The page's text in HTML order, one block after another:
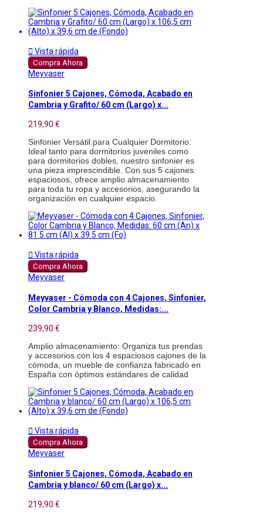
 Vista rápida
Compra Ahora
Meyvaser
Sinfonier 5 Cajones, Cómoda, Acabado en
Cambria y Grafito/ 60 cm (Largo) x...
219,90 €
Sinfonier Versátil para Cualquier Dormitorio:
Ideal tanto para dormitorios juveniles como
para dormitorios dobles, nuestro sinfonier es
una pieza imprescindible. Con sus 5 cajones
espaciosos, ofrece amplio almacenamiento
para toda tu ropa y accesorios, asegurando la
organización en cualquier espacio.
 Vista rápida
Compra Ahora
Meyvaser
Meyvaser - Cómoda con 4 Cajones, Sinfonier,
Color Cambria y Blanco, Medidas:...
239,90 €
Amplio almacenamiento: Organiza tus prendas
y accesorios con los 4 espaciosos cajones de la
cómoda, un mueble de confianza fabricado en
España con óptimos estándares de calidad
 Vista rápida
Compra Ahora
Meyvaser
Sinfonier 5 Cajones, Cómoda, Acabado en
Cambria y blanco/ 60 cm (Largo) x...
219,90 €